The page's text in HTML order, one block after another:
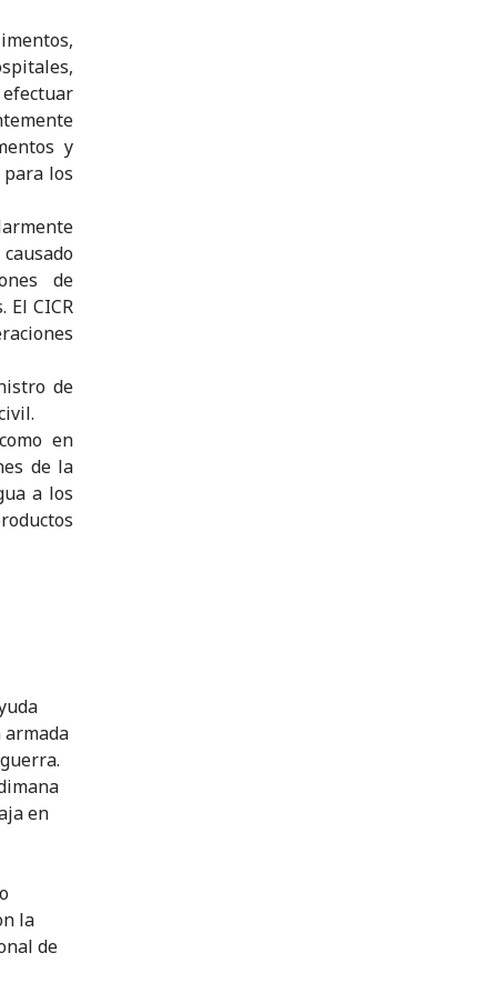
y
los
de
El CICR
de
en
de la
a los
en
la
de